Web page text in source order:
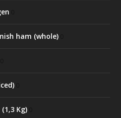
ham (whole)
Kg)